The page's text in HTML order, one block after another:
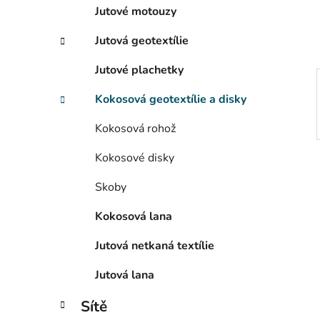
a
l
Jutové motouzy
Jutová geotextílie
Jutové plachetky
Kokosová geotextílie a disky
Kokosová rohož
Kokosové disky
Skoby
Kokosová lana
Jutová netkaná textílie
Jutová lana
Sítě